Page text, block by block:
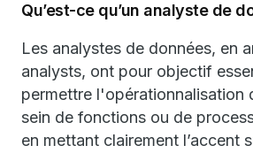
Qu’est-ce qu’un analyste de
Les analystes de données, en
analysts, ont pour objectif
permettre l'opérationnalisation
sein de fonctions ou de
en mettant clairement l’accent